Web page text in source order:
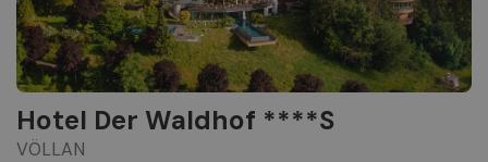
Hotel Der Waldhof ****S
VÖLLAN